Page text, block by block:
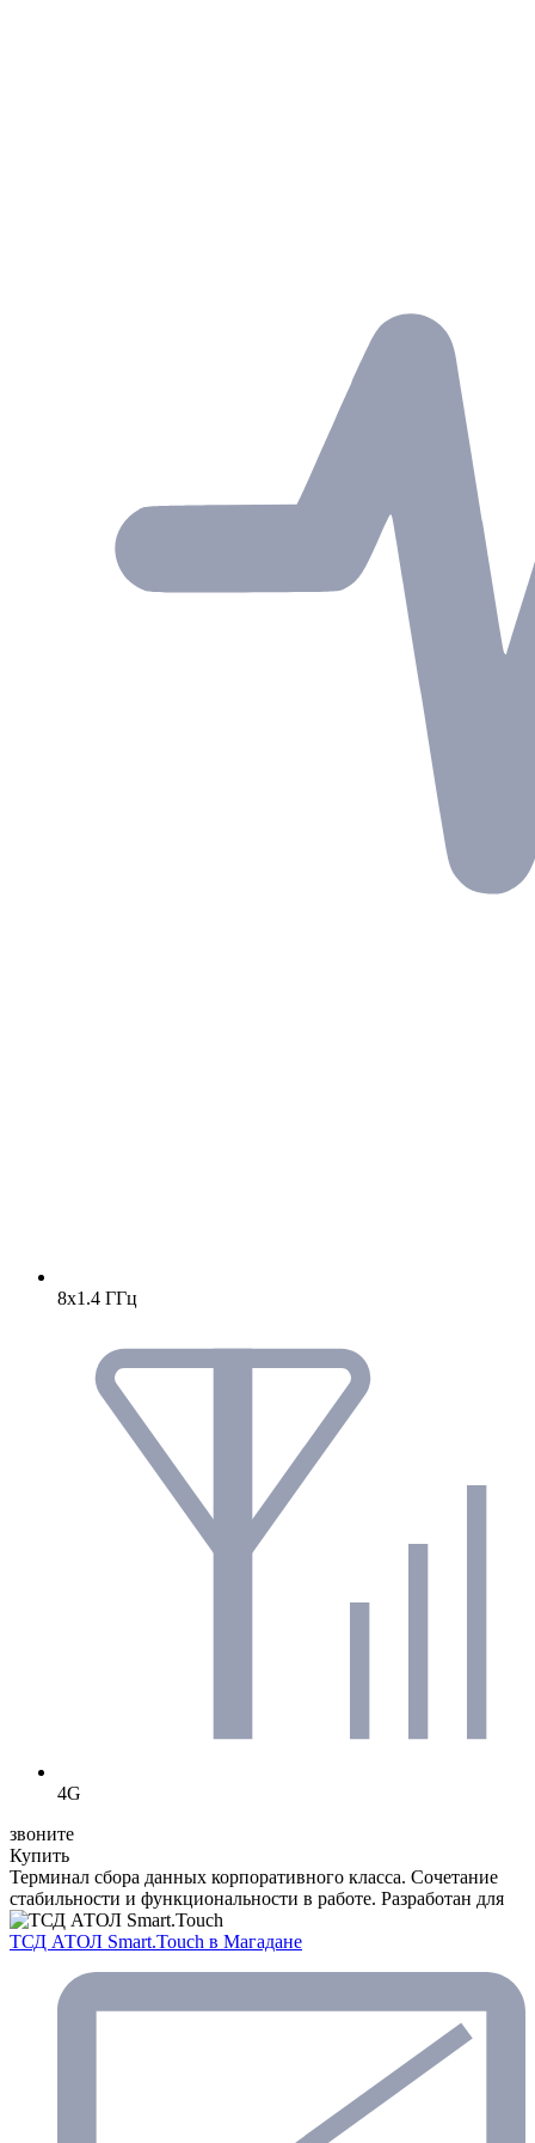
8х1.4 ГГц
4G
звоните
Купить
Терминал сбора данных корпоративного класса. Сочетание
стабильности и функциональности в работе. Разработан для
ТСД АТОЛ Smart.Touch в Магадане